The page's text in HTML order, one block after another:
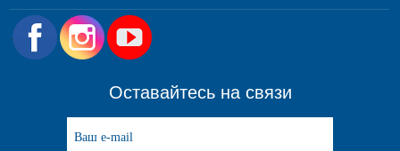
.
Оставайтесь на связи